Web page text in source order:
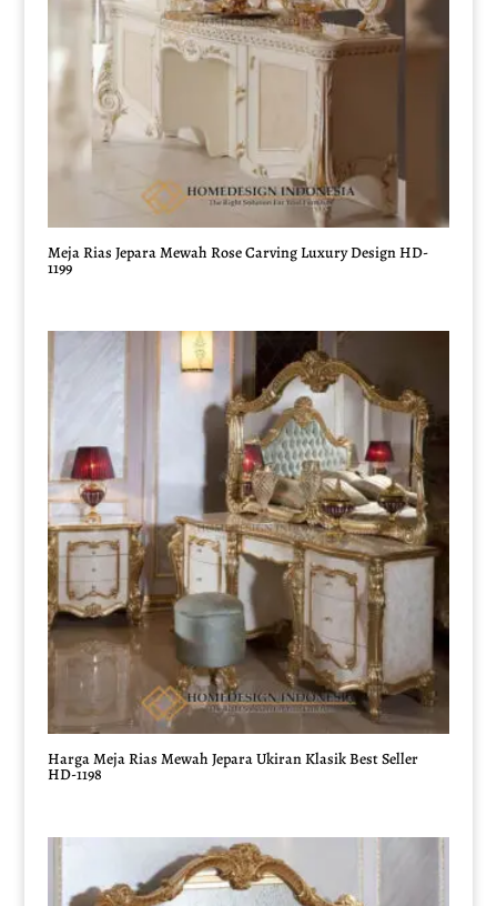
Meja Rias Jepara Mewah Rose Carving Luxury Design HD-
1199
Harga Meja Rias Mewah Jepara Ukiran Klasik Best Seller
HD-1198